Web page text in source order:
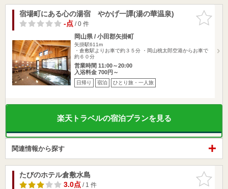
お気に入
りに追加
宿場町にある心の湯宿 やかげ一譚(湯の華温泉)
-点/ 0 件
岡山県 / 小田郡矢掛町
矢掛駅611m
・倉敷駅よりお車で約３５分 ・岡山桃太郎空港からお車で
約６０分
営業時間 11:00～20:00
入浴料金 700円～
日帰り 宿泊 ひとり旅・一人旅
楽天トラベルの宿泊プランを見る
関連情報から探す
お気に入
りに追加
たびのホテル倉敷水島
3.0点/ 1 件